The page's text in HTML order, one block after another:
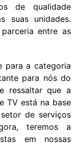
de qualidade
suas unidades.
entre as
para a categoria
para nós do
ressaltar que a
TV está na base
de serviços
teremos a
em nossas